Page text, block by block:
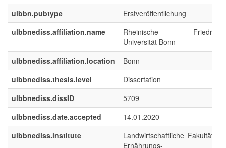
ulbbn.pubtype
Erstveröffentlichung
ulbbnediss.affiliation.name
Rheinische Friedrich-
Universität Bonn
ulbbnediss.affiliation.location
Bonn
ulbbnediss.thesis.level
Dissertation
ulbbnediss.dissID
5709
ulbbnediss.date.accepted
14.01.2020
ulbbnediss.institute
Landwirtschaftliche Fakultät :
Ernährungs-